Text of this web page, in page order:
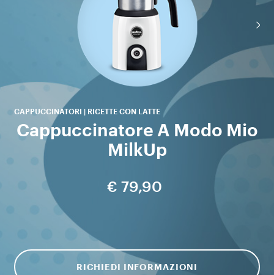
CAPPUCCINATORI | RICETTE CON LATTE
Cappuccinatore A Modo Mio
MilkUp
€ 79,90
RICHIEDI INFORMAZIONI